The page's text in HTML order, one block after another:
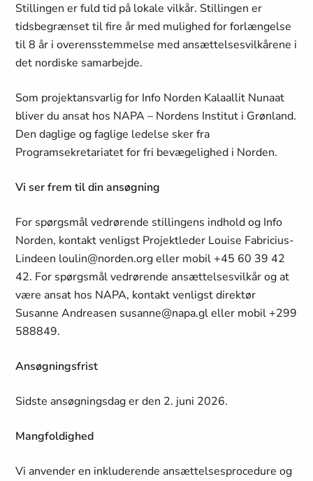
Stillingen er fuld tid på lokale vilkår. Stillingen er
tidsbegrænset til fire år med mulighed for forlængelse
til 8 år i overensstemmelse med ansættelsesvilkårene i
det nordiske samarbejde.
Som projektansvarlig for Info Norden Kalaallit Nunaat
bliver du ansat hos NAPA – Nordens Institut i Grønland.
Den daglige og faglige ledelse sker fra
Programsekretariatet for fri bevægelighed i Norden.
Vi ser frem til din ansøgning
For spørgsmål vedrørende stillingens indhold og Info
Norden, kontakt venligst Projektleder Louise Fabricius-
Lindeen loulin@norden.org eller mobil +45 60 39 42
42. For spørgsmål vedrørende ansættelsesvilkår og at
være ansat hos NAPA, kontakt venligst direktør
Susanne Andreasen susanne@napa.gl eller mobil +299
588849.
Ansøgningsfrist
Sidste ansøgningsdag er den 2. juni 2026.
Mangfoldighed
Vi anvender en inkluderende ansættelsesprocedure og